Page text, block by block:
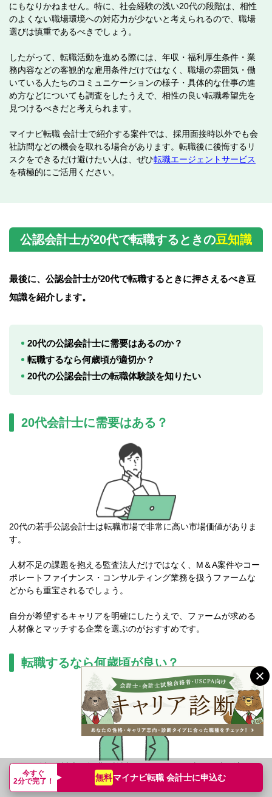
今すぐ
2分で完了！
無料マイナビ転職 会計士に申込む
にもなりかねません。特に、社会経験の浅い20代の段階は、相性
のよくない職場環境への対応力が少ないと考えられるので、職場
選びは慎重であるべきでしょう。
したがって、転職活動を進める際には、年収・福利厚生条件・業
務内容などの客観的な雇用条件だけではなく、職場の雰囲気・働
いている人たちのコミュニケーションの様子・具体的な仕事の進
め方などについても調査をしたうえで、相性の良い転職希望先を
見つけるべきだと考えられます。
マイナビ転職 会計士で紹介する案件では、採用面接時以外でも会
社訪問などの機会を取れる場合があります。転職後に後悔するリ
スクをできるだけ避けたい人は、ぜひ転職エージェントサービス
を積極的にご活用ください。
公認会計士が20代で転職するときの豆知識
最後に、公認会計士が20代で転職するときに押さえるべき豆
知識を紹介します。
20代の公認会計士に需要はあるのか？
転職するなら何歳頃が適切か？
20代の公認会計士の転職体験談を知りたい
20代会計士に需要はある？
20代の若手公認会計士は転職市場で非常に高い市場価値がありま
す。
人材不足の課題を抱える監査法人だけではなく、M＆A案件やコー
ポレートファイナンス・コンサルティング業務を扱うファームな
どからも重宝されるでしょう。
自分が希望するキャリアを明確にしたうえで、ファームが求める
人材像とマッチする企業を選ぶのがおすすめです。
転職するなら何歳頃が良い？
20代の公認会計士が転職を検討するのなら、26歳～29歳が適した
タイミングです。